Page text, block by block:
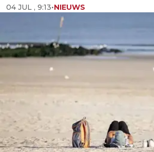
04 JUL , 9:13•NIEUWS